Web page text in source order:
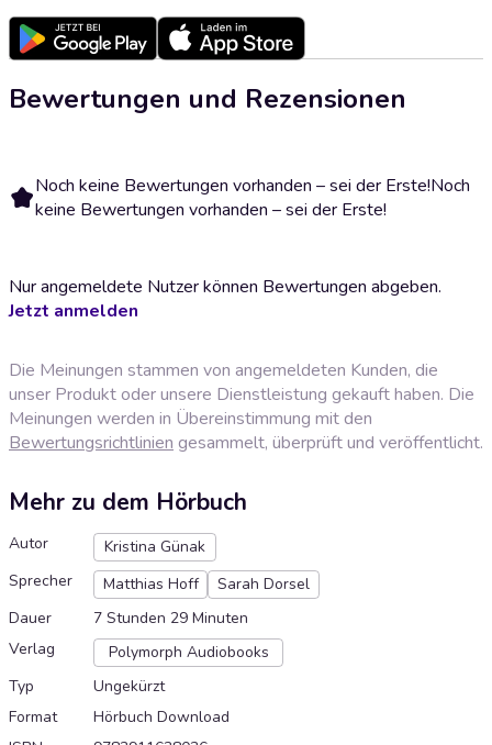
Bewertungen und Rezensionen
Noch keine Bewertungen vorhanden – sei der Erste!Noch
keine Bewertungen vorhanden – sei der Erste!
Nur angemeldete Nutzer können Bewertungen abgeben.
Jetzt anmelden
Die Meinungen stammen von angemeldeten Kunden, die
unser Produkt oder unsere Dienstleistung gekauft haben. Die
Meinungen werden in Übereinstimmung mit den
Bewertungsrichtlinien gesammelt, überprüft und veröffentlicht.
Mehr zu dem Hörbuch
Autor
Kristina Günak
Sprecher
Matthias Hoff
Sarah Dorsel
Dauer
7 Stunden 29 Minuten
Verlag
Polymorph Audiobooks
Typ
Ungekürzt
Format
Hörbuch Download